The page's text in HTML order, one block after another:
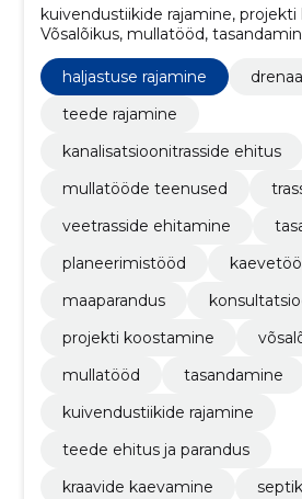
kuivendustiikide rajamine,
Võsalõikus, mullatööd,
septikute paigaldus, hoone
torustiku paigaldus,
haljastuse rajamine
teede rajamine
kanalisatsioonitrasside ehitus
mullatööde teenused
veetrasside ehitamine
planeerimistööd
maaparandus
projekti koostamine
mullatööd
tasandamine
kuivendustiikide rajamine
teede ehitus ja parandus
kraavide kaevamine